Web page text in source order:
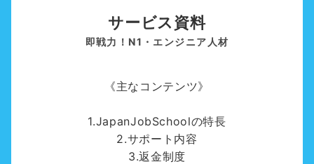
サービス資料
即戦力！N1・エンジニア人材
《主なコンテンツ》
1.JapanJobSchoolの特長
2.サポート内容
3.返金制度